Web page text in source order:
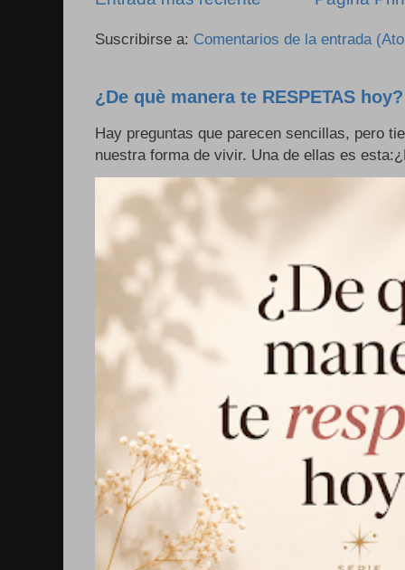
Suscribirse a: Comentarios de la entrada
¿De què manera te RESPETAS hoy?
Hay preguntas que parecen sencillas, pero
nuestra forma de vivir. Una de ellas es